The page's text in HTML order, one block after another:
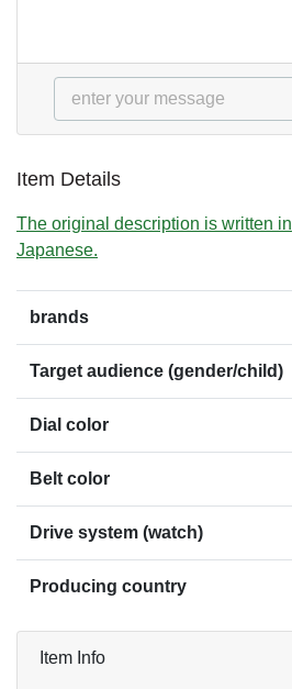
Item Details
The original description is written in
Japanese.
brands
Target audience (gender/child)
Dial color
Belt color
Drive system (watch)
Producing country
Item Info